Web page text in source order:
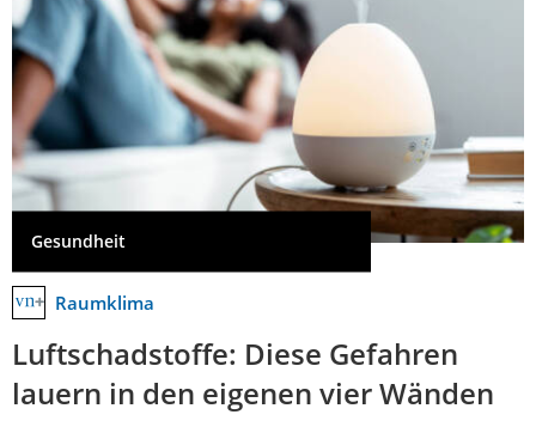
Gesundheit
Raumklima
Luftschadstoffe: Diese Gefahren
lauern in den eigenen vier Wänden